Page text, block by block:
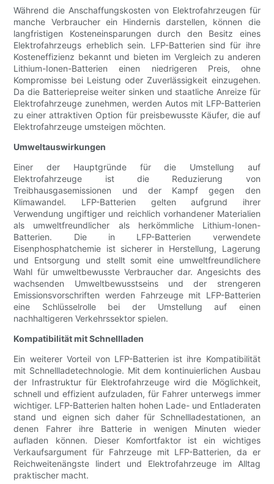
Während die Anschaffungskosten von Elektrofahrzeugen für
manche Verbraucher ein Hindernis darstellen, können die
langfristigen Kosteneinsparungen durch den Besitz eines
Elektrofahrzeugs erheblich sein. LFP-Batterien sind für ihre
Kosteneffizienz bekannt und bieten im Vergleich zu anderen
Lithium-Ionen-Batterien einen niedrigeren Preis, ohne
Kompromisse bei Leistung oder Zuverlässigkeit einzugehen.
Da die Batteriepreise weiter sinken und staatliche Anreize für
Elektrofahrzeuge zunehmen, werden Autos mit LFP-Batterien
zu einer attraktiven Option für preisbewusste Käufer, die auf
Elektrofahrzeuge umsteigen möchten.
Umweltauswirkungen
Einer der Hauptgründe für die Umstellung auf
Elektrofahrzeuge ist die Reduzierung von
Treibhausgasemissionen und der Kampf gegen den
Klimawandel. LFP-Batterien gelten aufgrund ihrer
Verwendung ungiftiger und reichlich vorhandener Materialien
als umweltfreundlicher als herkömmliche Lithium-Ionen-
Batterien. Die in LFP-Batterien verwendete
Eisenphosphatchemie ist sicherer in Herstellung, Lagerung
und Entsorgung und stellt somit eine umweltfreundlichere
Wahl für umweltbewusste Verbraucher dar. Angesichts des
wachsenden Umweltbewusstseins und der strengeren
Emissionsvorschriften werden Fahrzeuge mit LFP-Batterien
eine Schlüsselrolle bei der Umstellung auf einen
nachhaltigeren Verkehrssektor spielen.
Kompatibilität mit Schnellladen
Ein weiterer Vorteil von LFP-Batterien ist ihre Kompatibilität
mit Schnellladetechnologie. Mit dem kontinuierlichen Ausbau
der Infrastruktur für Elektrofahrzeuge wird die Möglichkeit,
schnell und effizient aufzuladen, für Fahrer unterwegs immer
wichtiger. LFP-Batterien halten hohen Lade- und Entladeraten
stand und eignen sich daher für Schnellladestationen, an
denen Fahrer ihre Batterie in wenigen Minuten wieder
aufladen können. Dieser Komfortfaktor ist ein wichtiges
Verkaufsargument für Fahrzeuge mit LFP-Batterien, da er
Reichweitenängste lindert und Elektrofahrzeuge im Alltag
praktischer macht.